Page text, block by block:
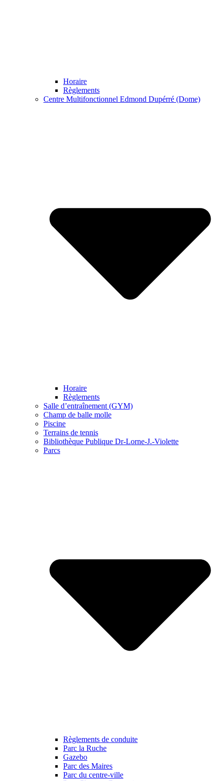
Horaire
Règlements
Centre Multifonctionnel Edmond Dupérré (Dome)
Horaire
Règlements
Salle d’entraînement (GYM)
Champ de balle molle
Piscine
Terrains de tennis
Bibliothèque Publique Dr-Lorne-J.-Violette
Parcs
Règlements de conduite
Parc la Ruche
Gazebo
Parc des Maires
Parc du centre-ville